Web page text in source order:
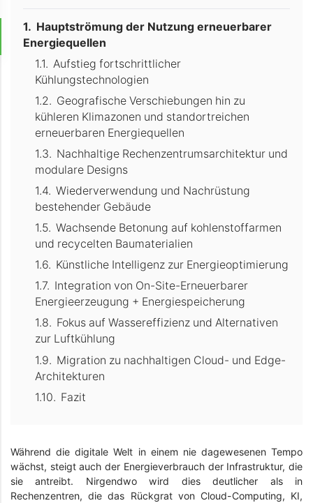
Hauptströmung der Nutzung erneuerbarer
Energiequellen
Aufstieg fortschrittlicher
Kühlungstechnologien
Geografische Verschiebungen hin zu
kühleren Klimazonen und standortreichen
erneuerbaren Energiequellen
Nachhaltige Rechenzentrumsarchitektur und
modulare Designs
Wiederverwendung und Nachrüstung
bestehender Gebäude
Wachsende Betonung auf kohlenstoffarmen
und recycelten Baumaterialien
Künstliche Intelligenz zur Energieoptimierung
Integration von On-Site-Erneuerbarer
Energieerzeugung + Energiespeicherung
Fokus auf Wassereffizienz und Alternativen
zur Luftkühlung
Migration zu nachhaltigen Cloud- und Edge-
Architekturen
Fazit
Während die digitale Welt in einem nie dagewesenen Tempo
wächst, steigt auch der Energieverbrauch der Infrastruktur, die
sie antreibt. Nirgendwo wird dies deutlicher als in
Rechenzentren, die das Rückgrat von Cloud-Computing, KI,